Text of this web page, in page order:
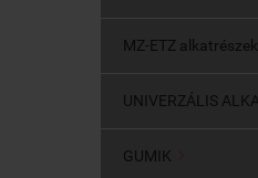
MZ-ETZ alkatrészek
UNIVERZÁLIS
GUMIK